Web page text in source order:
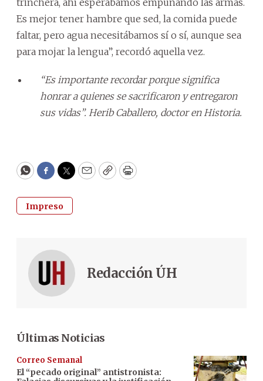
Es mejor tener hambre que sed, la comida puede
faltar, pero agua necesitábamos sí o sí, aunque sea
para mojar la lengua”, recordó aquella vez.
“Es importante recordar porque significa
honrar a quienes se sacrificaron y entregaron
sus vidas”. Herib Caballero, doctor en Historia.
WhatsApp
Facebook
Twitter
EmailCopyPrint
Impreso
Redacción ÚH
Últimas Noticias
Correo Semanal
El “pecado original” antistronista: